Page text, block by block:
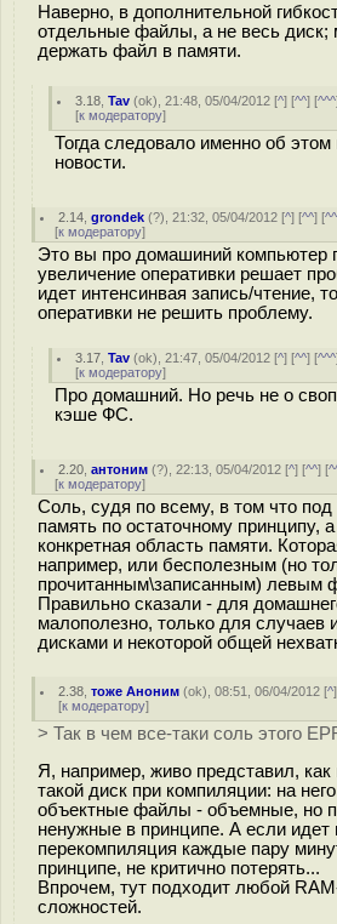
Наверно, в дополнительной
отдельные файлы, а не весь диск;
держать файл в памяти.
3.18 ,Tav (ok), 21:48, 05/04/2012 [^] [^^] [^^^
[к модератору]
Тогда следовало именно об этом
новости.
2.14 ,grondek (?), 21:32, 05/04/2012 [^] [^^] [
[к модератору]
Это вы про домашиний компьютер
увеличение оперативки решает
идет интенсинвая запись/чтение,
оперативки не решить проблему.
3.17 ,Tav (ok), 21:47, 05/04/2012 [^] [^^] [^^^
[к модератору]
Про домашний. Но речь не о
кэше ФС.
2.20 ,антоним (?), 22:13, 05/04/2012 [^] [^^] [
[к модератору]
Соль, судя по всему, в том что
память по остаточному принципу,
конкретная область памяти.
например, или бесполезным (но
прочитанным\записанным) левым
Правильно сказали - для
малополезно, только для случаев
дисками и некоторой общей
2.38 ,тоже Аноним (ok), 08:51, 06/04/2012 [^
[к модератору]
> Так в чем все-таки соль этого
Я, например, живо представил, как
такой диск при компиляции: на
объектные файлы - объемные, но
ненужные в принципе. А если идет
перекомпиляция каждые пару
принципе, не критично потерять...
Впрочем, тут подходит любой
сложностей.